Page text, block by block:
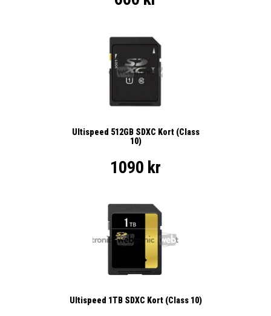
Ultispeed 512GB SDXC Kort (Class
10)
1090 kr
Ultispeed 1TB SDXC Kort (Class 10)